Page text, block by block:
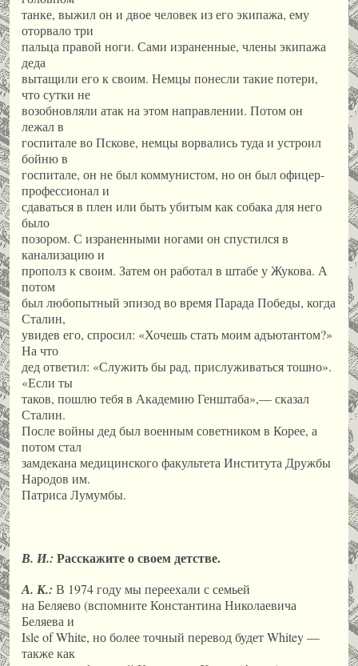
танке, выжил он и двое человек из его экипажа, ему
оторвало три
пальца правой ноги. Сами израненные, члены экипажа
деда
вытащили его к своим. Немцы понесли такие потери,
что сутки не
возобновляли атак на этом направлении. Потом он
лежал в
госпитале во Пскове, немцы ворвались туда и устроил
бойню в
госпитале, он не был коммунистом, но он был офицер-
профессионал и
сдаваться в плен или быть убитым как собака для него
было
позором. С израненными ногами он спустился в
канализацию и
прополз к своим. Затем он работал в штабе у Жукова. А
потом
был любопытный эпизод во время Парада Победы, когда
Сталин,
увидев его, спросил: «Хочешь стать моим адъютантом?»
На что
дед ответил: «Служить бы рад, прислуживаться тошно».
«Если ты
таков, пошлю тебя в Академию Генштаба»,— сказал
Сталин.
После войны дед был военным советником в Корее, а
потом стал
замдекана медицинского факультета Института Дружбы
Народов им.
Патриса Лумумбы.
В. И.: Расскажите о своем детстве.
А. К.: В 1974 году мы переехали с семьей
на Беляево (вспомните Константина Николаевича
Беляева и
Isle of White, но более точный перевод будет Whitey —
также как